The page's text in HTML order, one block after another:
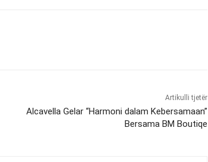
Artikulli tjetër
Alcavella Gelar “Harmoni dalam Kebersamaan”
Bersama BM Boutiqe